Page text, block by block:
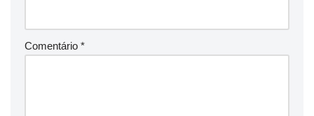
Comentário *